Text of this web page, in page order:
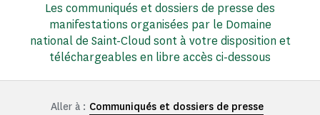
Les communiqués et dossiers de presse des
manifestations organisées par le Domaine
national de Saint-Cloud sont à votre disposition et
téléchargeables en libre accès ci-dessous
Aller à : Communiqués et dossiers de presse